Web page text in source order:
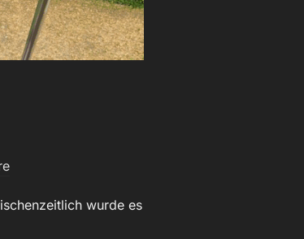
wurde es